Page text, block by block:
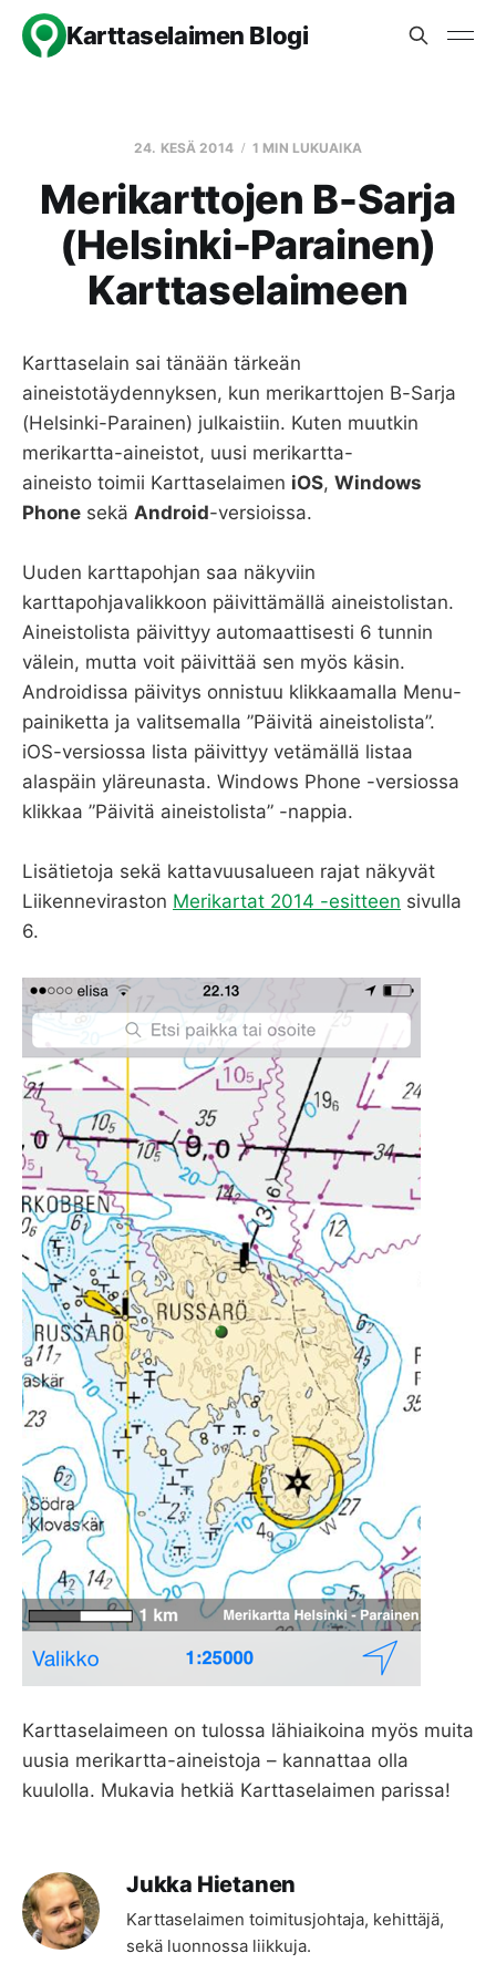
Karttaselaimen Blogi
24. KESÄ 2014 1 MIN LUKUAIKA
Merikarttojen B-Sarja
(Helsinki-Parainen)
Karttaselaimeen
Karttaselain sai tänään tärkeän
aineistotäydennyksen, kun merikarttojen B-Sarja
(Helsinki-Parainen) julkaistiin. Kuten muutkin
merikartta-aineistot, uusi merikartta-
aineisto toimii Karttaselaimen iOS, Windows
Phone sekä Android-versioissa.
Uuden karttapohjan saa näkyviin
karttapohjavalikkoon päivittämällä aineistolistan.
Aineistolista päivittyy automaattisesti 6 tunnin
välein, mutta voit päivittää sen myös käsin.
Androidissa päivitys onnistuu klikkaamalla Menu-
painiketta ja valitsemalla ”Päivitä aineistolista”.
iOS-versiossa lista päivittyy vetämällä listaa
alaspäin yläreunasta. Windows Phone -versiossa
klikkaa ”Päivitä aineistolista” -nappia.
Lisätietoja sekä kattavuusalueen rajat näkyvät
Liikenneviraston Merikartat 2014 -esitteen sivulla
6.
Karttaselaimeen on tulossa lähiaikoina myös muita
uusia merikartta-aineistoja – kannattaa olla
kuulolla. Mukavia hetkiä Karttaselaimen parissa!
Jukka Hietanen
Karttaselaimen toimitusjohtaja, kehittäjä,
sekä luonnossa liikkuja.